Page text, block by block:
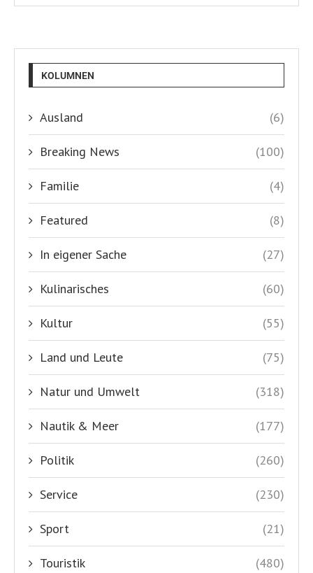
KOLUMNEN
Ausland (6)
Breaking News (100)
Familie (4)
Featured (8)
In eigener Sache (27)
Kulinarisches (60)
Kultur (55)
Land und Leute (75)
Natur und Umwelt (318)
Nautik & Meer (177)
Politik (260)
Service (230)
Sport (21)
Touristik (480)